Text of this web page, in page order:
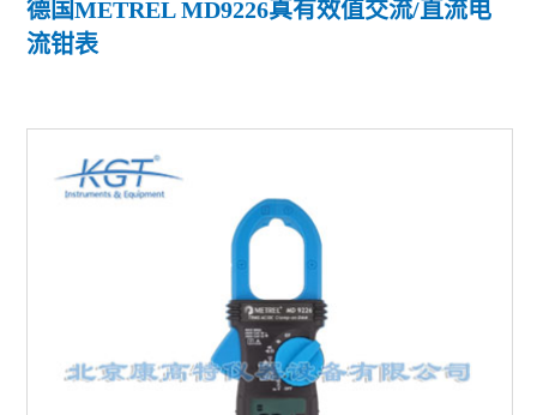
德国METREL MD9226真有效值交流/直流电
流钳表